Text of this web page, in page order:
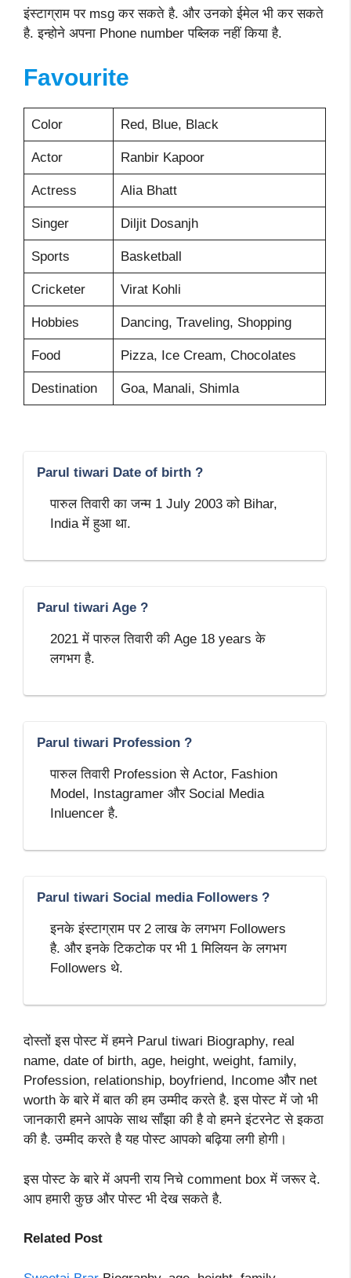
इंस्टाग्राम पर msg कर सकते है. और उनको ईमेल भी कर सकते
है. इन्होने अपना Phone number पब्लिक नहीं किया है.
Favourite
Color Red, Blue, Black
Actor Ranbir Kapoor
Actress Alia Bhatt
Singer Diljit Dosanjh
Sports Basketball
Cricketer Virat Kohli
Hobbies Dancing, Traveling, Shopping
Food Pizza, Ice Cream, Chocolates
Destination Goa, Manali, Shimla
Parul tiwari Date of birth ?
पारुल तिवारी का जन्म 1 July 2003 को Bihar,
India में हुआ था.
Parul tiwari Age ?
2021 में पारुल तिवारी की Age 18 years के
लगभग है.
Parul tiwari Profession ?
पारुल तिवारी Profession से Actor, Fashion
Model, Instagramer और Social Media
Inluencer है.
Parul tiwari Social media Followers ?
इनके इंस्टाग्राम पर 2 लाख के लगभग Followers
है. और इनके टिकटोक पर भी 1 मिलियन के लगभग
Followers थे.
दोस्तों इस पोस्ट में हमने Parul tiwari Biography, real
name, date of birth, age, height, weight, family,
Profession, relationship, boyfriend, Income और net
worth के बारे में बात की हम उम्मीद करते है. इस पोस्ट में जो भी
जानकारी हमने आपके साथ साँझा की है वो हमने इंटरनेट से इकठा
की है. उम्मीद करते है यह पोस्ट आपको बढ़िया लगी होगी।
इस पोस्ट के बारे में अपनी राय निचे comment box में जरूर दे.
आप हमारी कुछ और पोस्ट भी देख सकते है.
Related Post